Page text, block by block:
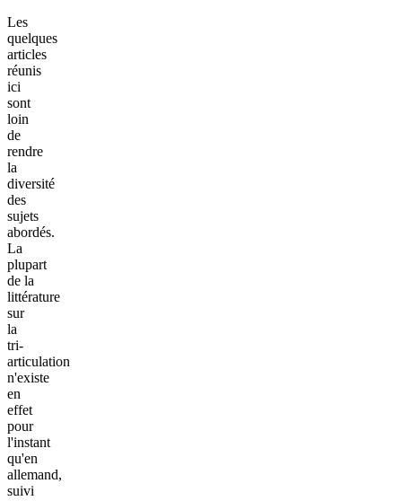
Les
quelques
articles
réunis
ici
sont
loin
de
rendre
la
diversité
des
sujets
abordés.
La
plupart
de la
littérature
sur
la
tri-
articulation
n'existe
en
effet
pour
l'instant
qu'en
allemand,
suivi